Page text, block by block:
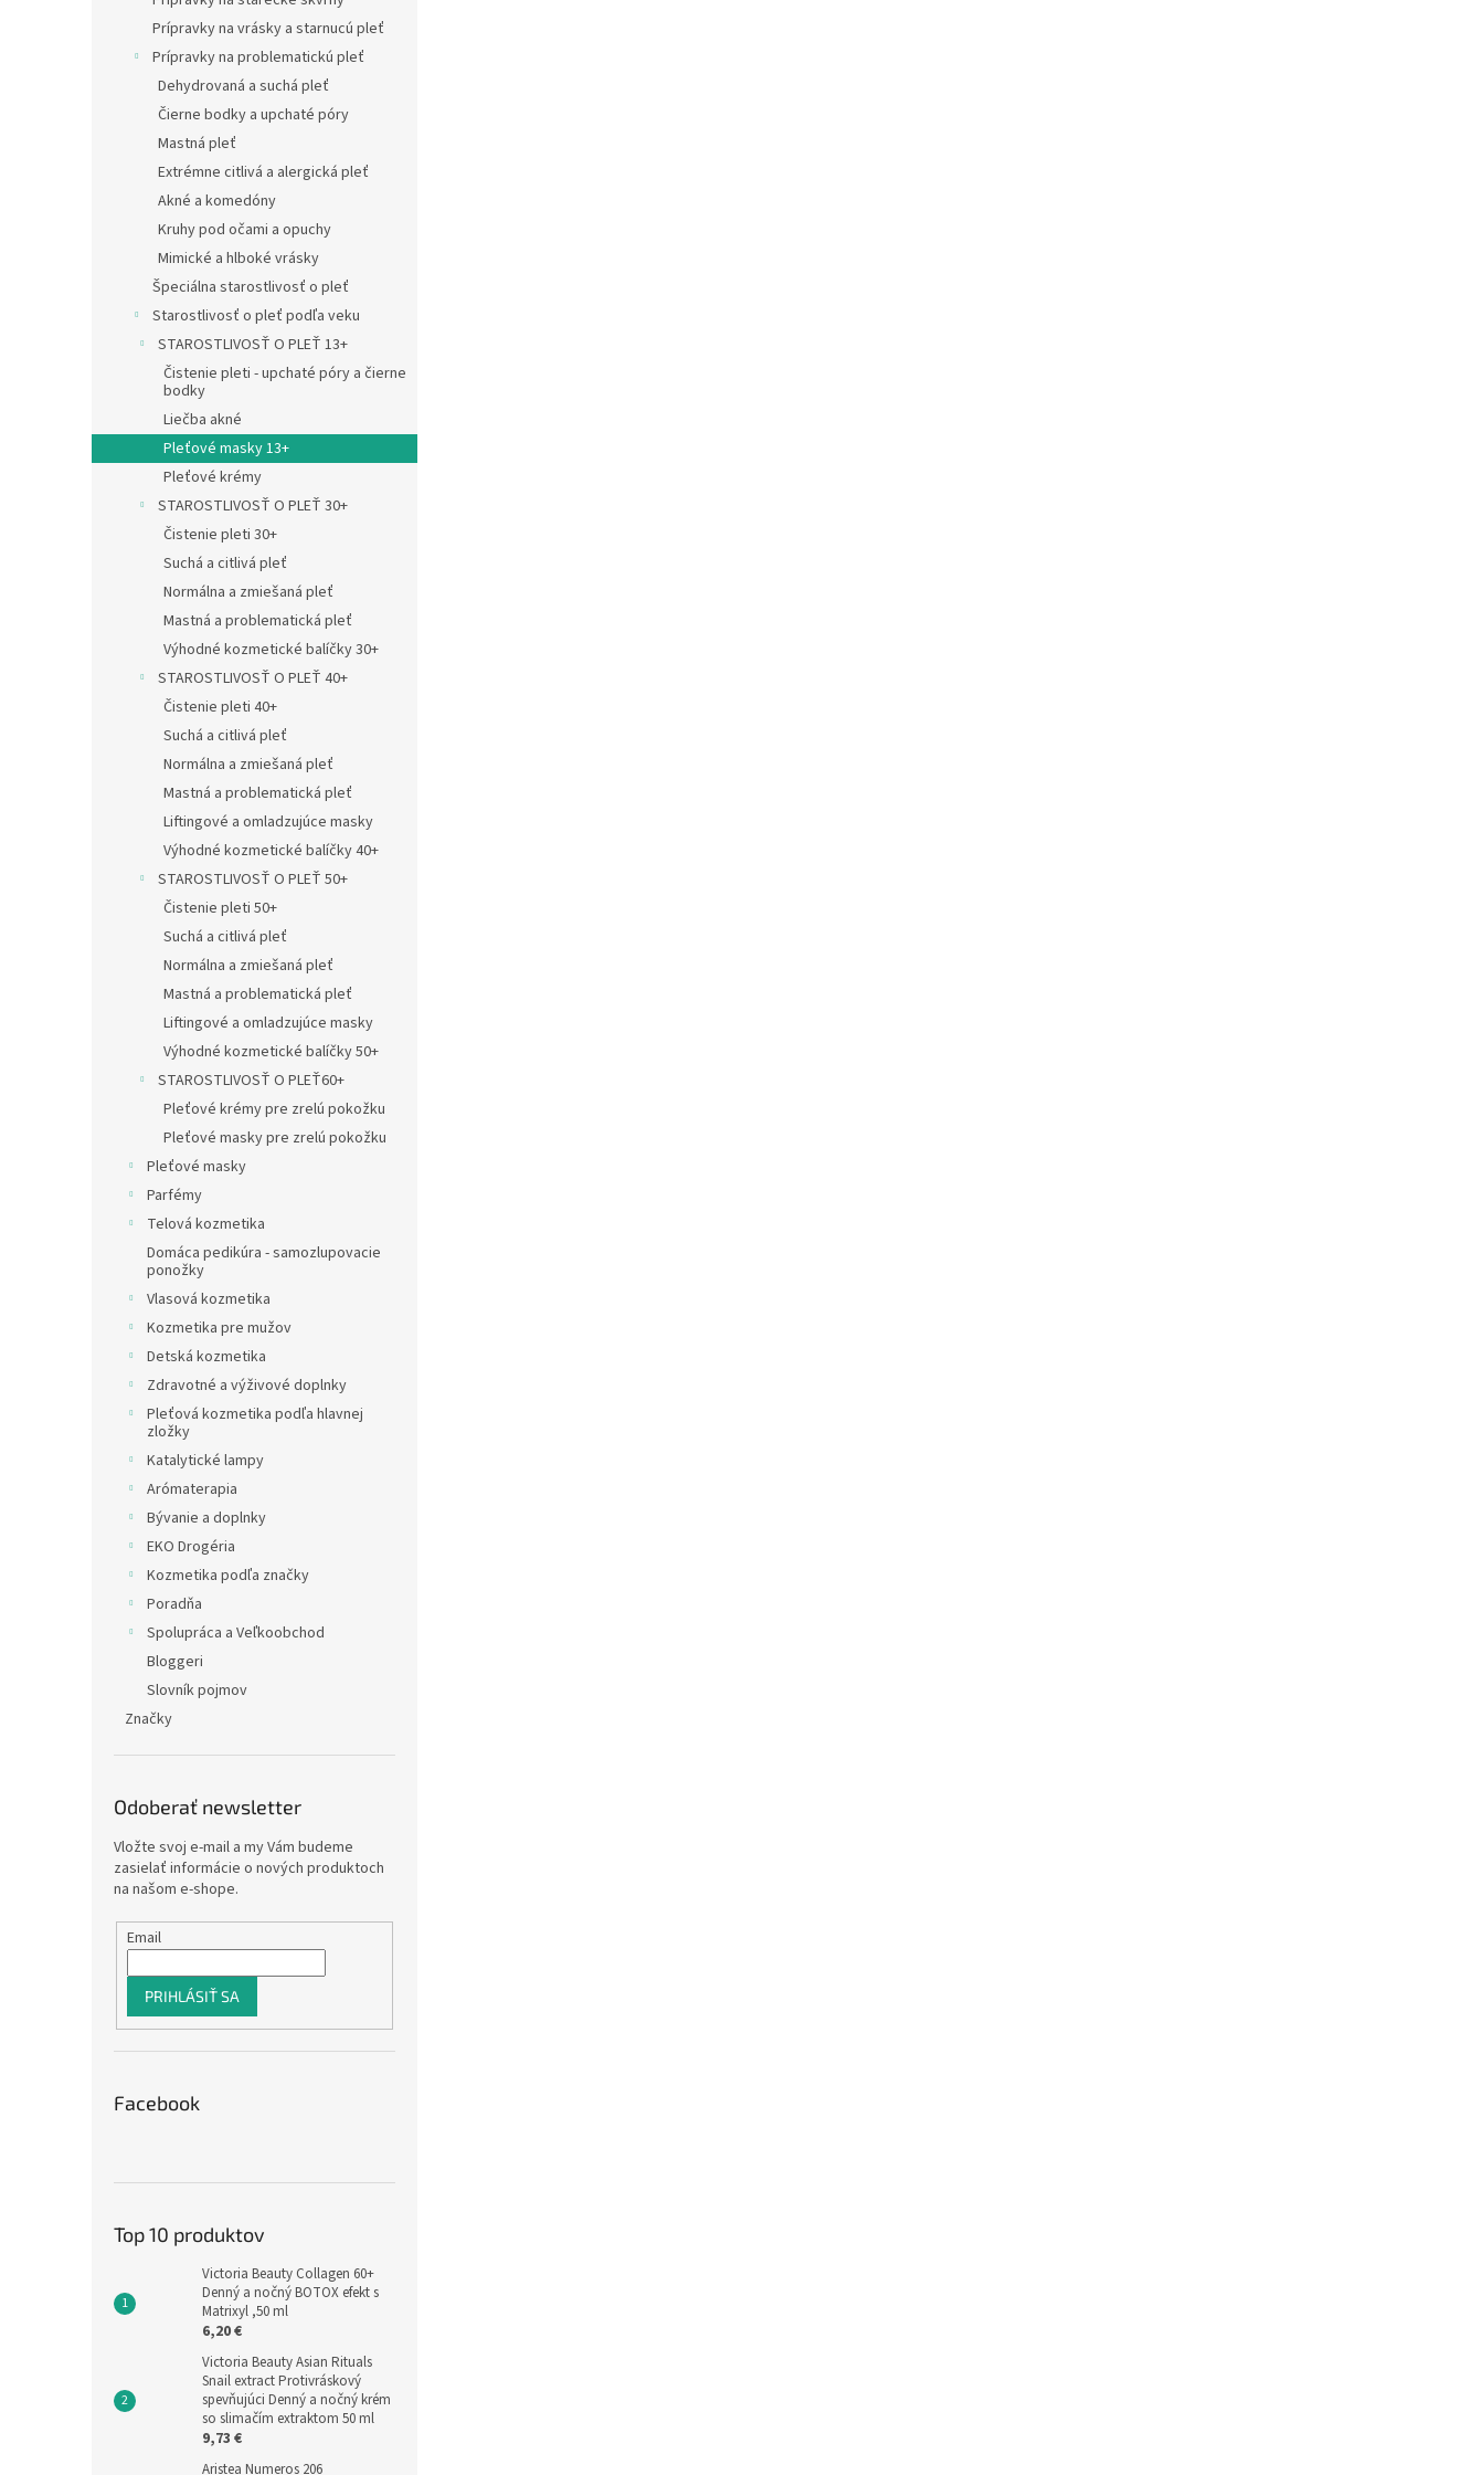
Prípravky na vrásky a starnucú pleť
Prípravky na problematickú pleť
Dehydrovaná a suchá pleť
Čierne bodky a upchaté póry
Mastná pleť
Extrémne citlivá a alergická pleť
Akné a komedóny
Kruhy pod očami a opuchy
Mimické a hlboké vrásky
Špeciálna starostlivosť o pleť
Starostlivosť o pleť podľa veku
STAROSTLIVOSŤ O PLEŤ 13+
Čistenie pleti - upchaté póry a čierne
bodky
Liečba akné
Pleťové masky 13+
Pleťové krémy
STAROSTLIVOSŤ O PLEŤ 30+
Čistenie pleti 30+
Suchá a citlivá pleť
Normálna a zmiešaná pleť
Mastná a problematická pleť
Výhodné kozmetické balíčky 30+
STAROSTLIVOSŤ O PLEŤ 40+
Čistenie pleti 40+
Suchá a citlivá pleť
Normálna a zmiešaná pleť
Mastná a problematická pleť
Liftingové a omladzujúce masky
Výhodné kozmetické balíčky 40+
STAROSTLIVOSŤ O PLEŤ 50+
Čistenie pleti 50+
Suchá a citlivá pleť
Normálna a zmiešaná pleť
Mastná a problematická pleť
Liftingové a omladzujúce masky
Výhodné kozmetické balíčky 50+
STAROSTLIVOSŤ O PLEŤ60+
Pleťové krémy pre zrelú pokožku
Pleťové masky pre zrelú pokožku
Pleťové masky
Parfémy
Telová kozmetika
Domáca pedikúra - samozlupovacie
ponožky
Vlasová kozmetika
Kozmetika pre mužov
Detská kozmetika
Zdravotné a výživové doplnky
Pleťová kozmetika podľa hlavnej
zložky
Katalytické lampy
Arómaterapia
Bývanie a doplnky
EKO Drogéria
Kozmetika podľa značky
Poradňa
Spolupráca a Veľkoobchod
Bloggeri
Slovník pojmov
Značky
Odoberať newsletter
Vložte svoj e-mail a my Vám budeme
zasielať informácie o nových produktoch
na našom e-shope.
Email
PRIHLÁSIŤ SA
Facebook
Top 10 produktov
Victoria Beauty Collagen 60+
Denný a nočný BOTOX efekt s
Matrixyl ,50 ml
6,20 €
Victoria Beauty Asian Rituals
Snail extract Protivráskový
spevňujúci Denný a nočný krém
so slimačím extraktom 50 ml
9,73 €
Aristea Numeros 206